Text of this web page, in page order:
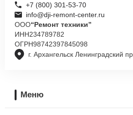
г. Архангельск Ленинградский
+7 (800) 301-53-70
info@dji-remont-center.ru
ООО“Ремонт техники”
ИНН234789782
ОГРН98742397845098
Меню